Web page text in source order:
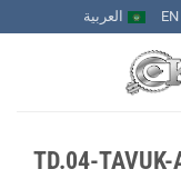
EN العربية
TD.04-